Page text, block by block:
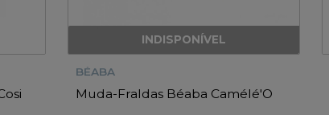
INDISPONÍVEL
BÉABA
Muda-Fraldas Béaba Camélé'O